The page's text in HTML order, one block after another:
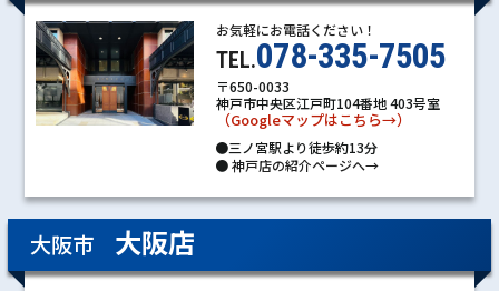
お気軽にお電話ください！
TEL.078-335-7505
〒650-0033
神戸市中央区江戸町104番地 403号室
（Googleマップはこちら→）
●三ノ宮駅より徒歩約13分
●神戸店の紹介ページへ→
大阪市 大阪店